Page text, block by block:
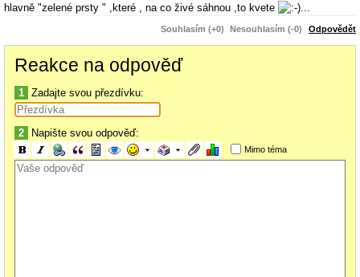
hlavně "zelené prsty " ,které , na co živé sáhnou ,to kvete
Souhlasím (+0) Nesouhlasím (-0) Odpovědět
Reakce na odpověď
1 Zadajte svou přezdívku:
2 Napište svou odpověď:
Mimo téma